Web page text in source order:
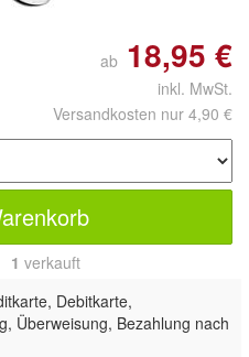
ab 18,95 €
inkl. MwSt.
Versandkosten nur 4,90 €
1 verkauft
Debitkarte,
Überweisung, Bezahlung nach